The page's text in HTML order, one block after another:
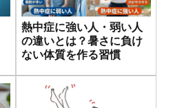
熱中症に強い人・弱い人
の違いとは？暑さに負け
ない体質を作る習慣